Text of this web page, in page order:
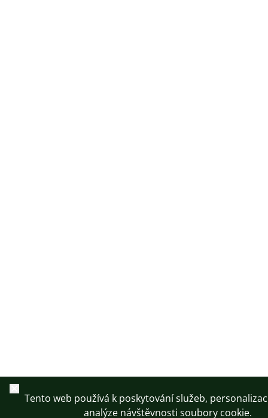
Zavřít
Tento web používá k poskytování služeb,
analýze návštěvnosti soubory cookie.